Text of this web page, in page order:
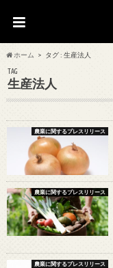
ホーム タグ : 生産法人
TAG
生産法人
農業に関するプレスリリース
農業に関するプレスリリース
農業に関するプレスリリース